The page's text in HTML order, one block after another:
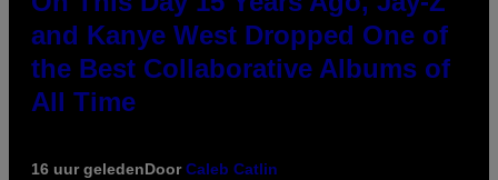
and Kanye West Dropped One of
the Best Collaborative Albums of
All Time
16 uur geledenDoorCaleb Catlin